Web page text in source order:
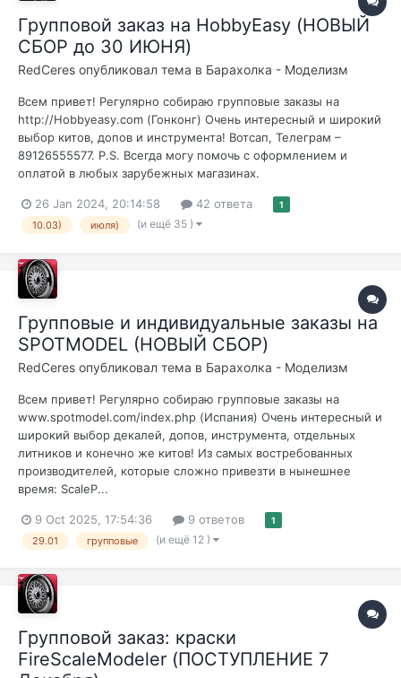
Групповой заказ на HobbyEasy (НОВЫЙ
СБОР до 30 ИЮНЯ)
RedCeres опубликовал тема в Барахолка - Моделизм
Всем привет! Регулярно собираю групповые заказы на
http://Hobbyeasy.com (Гонконг) Очень интересный и широкий
выбор китов, допов и инструмента! Вотсап, Телеграм –
89126555577. P.S. Всегда могу помочь с оформлением и
оплатой в любых зарубежных магазинах.
26 Jan 2024, 20:14:58 42 ответа 1
10.03) июля) (и ещё 35 )
Групповые и индивидуальные заказы на
SPOTMODEL (НОВЫЙ СБОР)
RedCeres опубликовал тема в Барахолка - Моделизм
Всем привет! Регулярно собираю групповые заказы на
www.spotmodel.com/index.php (Испания) Очень интересный и
широкий выбор декалей, допов, инструмента, отдельных
литников и конечно же китов! Из самых востребованных
производителей, которые сложно привезти в нынешнее
время: ScaleP...
9 Oct 2025, 17:54:36 9 ответов 1
29.01 групповые (и ещё 12 )
Групповой заказ: краски
FireScaleModeler (ПОСТУПЛЕНИЕ 7